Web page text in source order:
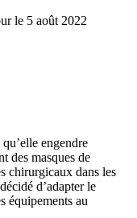
le 5 août 2022
engendre
des masques de
chirurgicaux dans les
d’adapter le
équipements au